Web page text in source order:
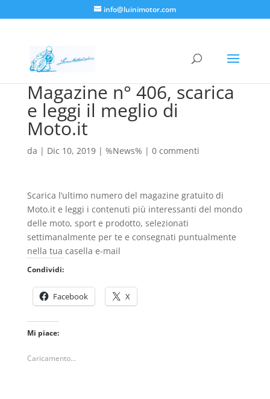
info@luinimotor.com
Magazine n° 406, scarica
e leggi il meglio di
Moto.it
da | Dic 10, 2019| %News% | 0 commenti
Scarica l’ultimo numero del magazine gratuito di
Moto.it e leggi i contenuti più interessanti del mondo
delle moto, sport e prodotto, selezionati
settimanalmente per te e consegnati puntualmente
nella tua casella e-mail
Condividi:
Facebook X
Mi piace:
Caricamento...